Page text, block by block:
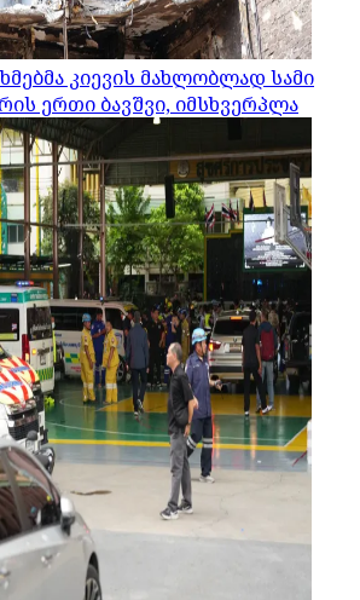
კიევის მახლობლად სამი
ერთი ბავშვი, იმსხვერპლა